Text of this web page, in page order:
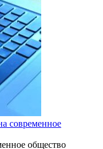
современное
общество